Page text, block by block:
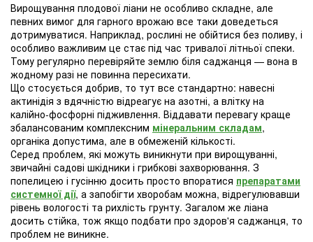
Вирощування плодової ліани не особливо складне, але
певних вимог для гарного врожаю все таки доведеться
дотримуватися. Наприклад, рослині не обійтися без поливу, і
особливо важливим це стає під час тривалої літньої спеки.
Тому регулярно перевіряйте землю біля саджанця — вона в
жодному разі не повинна пересихати.
Що стосується добрив, то тут все стандартно: навесні
актинідія з вдячністю відреагує на азотні, а влітку на
калійно-фосфорні підживлення. Віддавати перевагу краще
збалансованим комплексним мінеральним складам,
органіка допустима, але в обмеженій кількості.
Серед проблем, які можуть виникнути при вирощуванні,
звичайні садові шкідники і грибкові захворювання. З
попелицею і гусінню досить просто впоратися препаратами
системної дії, а запобігти хворобам можна, відрегулювавши
рівень вологості та рихлість грунту. Загалом же ліана
досить стійка, тож якщо подбати про здоров'я саджанця, то
проблем не виникне.